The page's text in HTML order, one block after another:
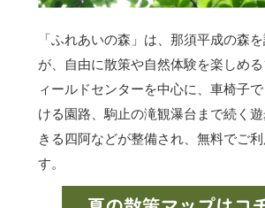
「ふれあいの森」は、那須平成の森
が、自由に散策や自然体験を楽しめ
ィールドセンターを中心に、車椅子
ける園路、駒止の滝観瀑台まで続く
きる四阿などが整備され、無料でご
す。